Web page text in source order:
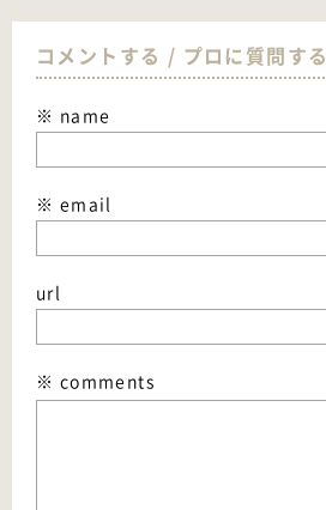
コメントする / プロに質問する
※ name
※ email
url
※ comments